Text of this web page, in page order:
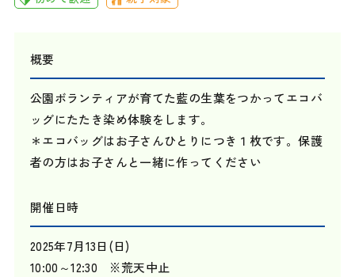
概要
公園ボランティアが育てた藍の生葉をつかってエコバ
ッグにたたき染め体験をします。
＊エコバッグはお子さんひとりにつき１枚です。保護
者の方はお子さんと一緒に作ってください
開催日時
2025年7月13日(日)
10:00～12:30 ※荒天中止